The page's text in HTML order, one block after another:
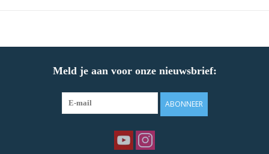
Meld je aan voor onze nieuwsbrief:
ABONNEER